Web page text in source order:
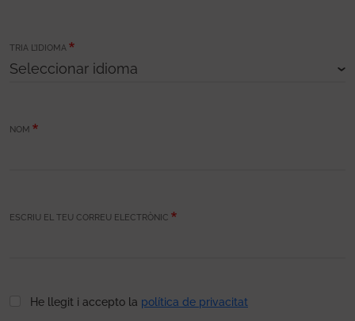
TRIA L’IDIOMA
NOM
ESCRIU EL TEU CORREU ELECTRÒNIC
He llegit i accepto la política de privacitat